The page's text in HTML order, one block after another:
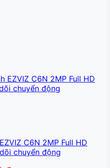
C6N 2MP Full HD
chuyển động